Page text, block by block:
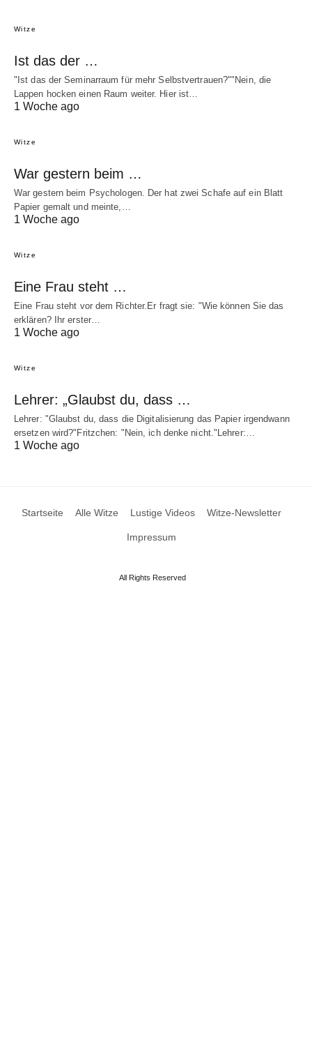
Witze
Ist das der …
"Ist das der Seminarraum für mehr Selbstvertrauen?""Nein, die
Lappen hocken einen Raum weiter. Hier ist…
1 Woche ago
Witze
War gestern beim …
War gestern beim Psychologen. Der hat zwei Schafe auf ein Blatt
Papier gemalt und meinte,…
1 Woche ago
Witze
Eine Frau steht …
Eine Frau steht vor dem Richter.Er fragt sie: "Wie können Sie das
erklären? Ihr erster…
1 Woche ago
Witze
Lehrer: „Glaubst du, dass …
Lehrer: "Glaubst du, dass die Digitalisierung das Papier irgendwann
ersetzen wird?"Fritzchen: "Nein, ich denke nicht."Lehrer:…
1 Woche ago
Startseite Alle Witze Lustige Videos Witze-Newsletter
Impressum
All Rights Reserved